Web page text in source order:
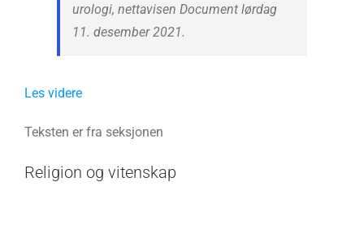
urologi, nettavisen Document lørdag
11. desember 2021.
Les videre
Teksten er fra seksjonen
Religion og vitenskap